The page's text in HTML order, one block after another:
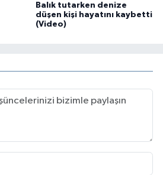
Balık tutarken denize
düşen kişi hayatını kaybetti
(Video)